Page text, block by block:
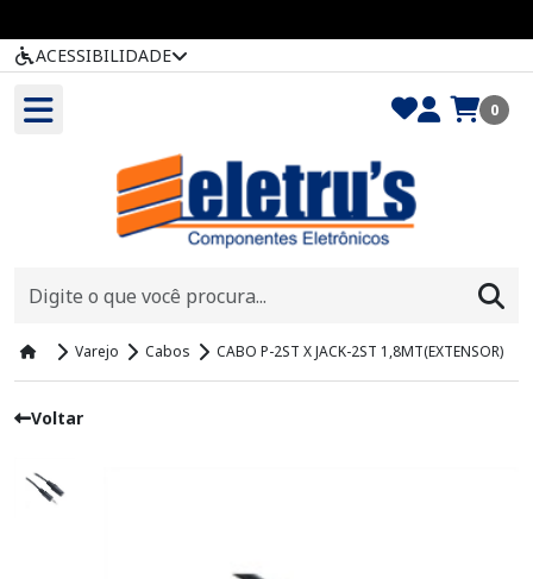
ACESSIBILIDADE
0
Varejo Cabos CABO P-2ST X JACK-2ST 1,8MT(EXTENSOR)
Voltar